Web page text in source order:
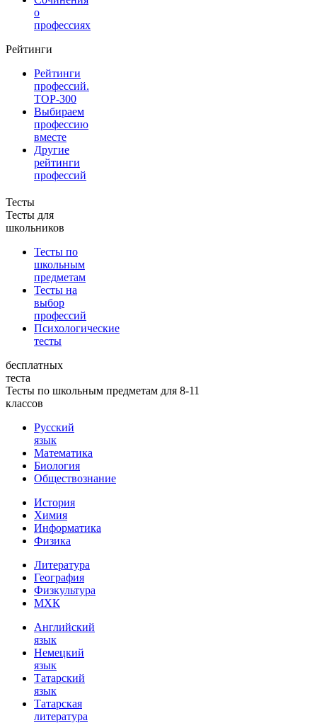
о
профессиях
Рейтинги
Рейтинги
профессий.
TOP-300
Выбираем
профессию
вместе
Другие
рейтинги
профессий
Тесты
Тесты для
школьников
Тесты по
школьным
предметам
Тесты на
выбор
профессий
Психологические
тесты
бесплатных
теста
Тесты по школьным предметам для 8-11
классов
Русский
язык
Математика
Биология
Обществознание
История
Химия
Информатика
Физика
Литература
География
Физкультура
МХК
Английский
язык
Немецкий
язык
Татарский
язык
Татарская
литература